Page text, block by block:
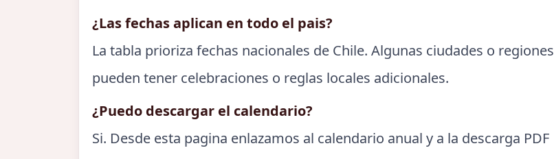
¿Las fechas aplican en todo el pais?
La tabla prioriza fechas nacionales de Chile. Algunas ciudades o regiones
pueden tener celebraciones o reglas locales adicionales.
¿Puedo descargar el calendario?
Si. Desde esta pagina enlazamos al calendario anual y a la descarga PDF